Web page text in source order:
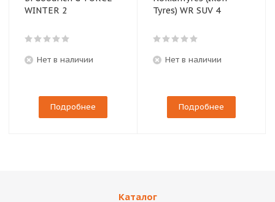
WINTER 2
Нет в наличии
Подробнее
Tyres) WR SUV 4
Нет в наличии
Подробнее
Каталог